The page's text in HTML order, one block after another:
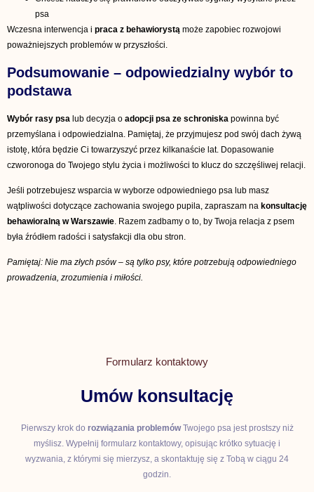
psa
Wczesna interwencja i praca z behawiorystą może zapobiec rozwojowi
poważniejszych problemów w przyszłości.
Podsumowanie – odpowiedzialny wybór to
podstawa
Wybór rasy psa lub decyzja o adopcji psa ze schroniska powinna być
przemyślana i odpowiedzialna. Pamiętaj, że przyjmujesz pod swój dach żywą
istotę, która będzie Ci towarzyszyć przez kilkanaście lat. Dopasowanie
czworonoga do Twojego stylu życia i możliwości to klucz do szczęśliwej relacji.
Jeśli potrzebujesz wsparcia w wyborze odpowiedniego psa lub masz
wątpliwości dotyczące zachowania swojego pupila, zapraszam na konsultację
behawioralną w Warszawie. Razem zadbamy o to, by Twoja relacja z psem
była źródłem radości i satysfakcji dla obu stron.
Pamiętaj: Nie ma złych psów – są tylko psy, które potrzebują odpowiedniego
prowadzenia, zrozumienia i miłości.
Formularz kontaktowy
Umów konsultację
Pierwszy krok do rozwiązania problemówTwojego psa jest prostszy niż
myślisz. Wypełnij formularz kontaktowy, opisując krótko sytuację i
wyzwania, z którymi się mierzysz, a skontaktuję się z Tobą w ciągu 24
godzin.